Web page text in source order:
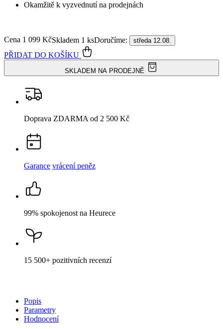
Okamžitě k vyzvednutí na prodejnách
Skladem 1 ksDoručíme: středa 12.08.
Cena 1 099 Kč
PŘIDAT DO KOŠÍKU
SKLADEM NA PRODEJNĚ
Doprava ZDARMA od 2 500 Kč
Garance vrácení peněz
99% spokojenost na Heurece
15 500+ pozitivních recenzí
Popis
Parametry
Hodnocení